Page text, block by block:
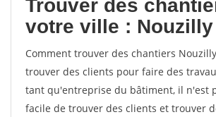
Trouver des
votre ville : Nouzilly
Comment trouver des chantiers
trouver des clients pour faire des
tant qu'entreprise du bâtiment, il n'est
facile de trouver des clients et trouver